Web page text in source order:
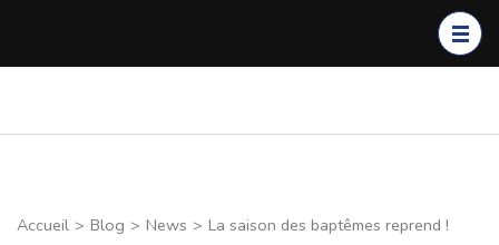
Entrée)
Thionville
Entrainement, voyages,
Accueil > Blog > News > La saison des baptêmes reprend !